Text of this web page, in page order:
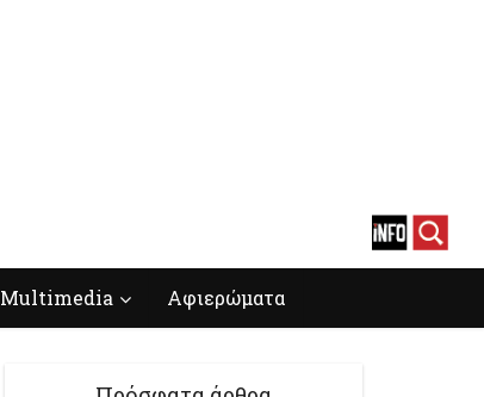
Multimedia Αφιερώματα